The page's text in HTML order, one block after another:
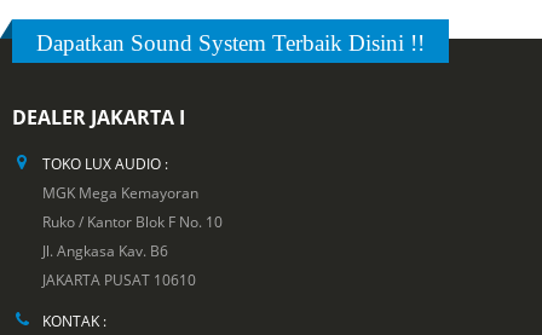
Dapatkan Sound System Terbaik Disini !!
DEALER JAKARTA I
TOKO LUX AUDIO :
MGK Mega Kemayoran
Ruko / Kantor Blok F No. 10
Jl. Angkasa Kav. B6
JAKARTA PUSAT 10610
KONTAK :